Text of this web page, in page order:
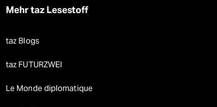
Mehr taz Lesestoff
taz Blogs
taz FUTURZWEI
Le Monde diplomatique